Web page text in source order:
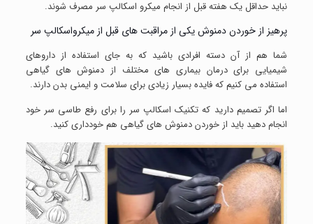
نباید حداقل یک هفته قبل از انجام میکرو اسکالپ سر مصرف شوند.
پرهیز از خوردن دمنوش یکی از مراقبت های قبل از میکرواسکالپ سر
شما هم از آن دسته افرادی باشید که به جای استفاده از داروهای
شیمیایی برای درمان بیماری های مختلف از دمنوش های گیاهی
استفاده می کنیم که فایده بسیار زیادی برای سلامت و ایمنی بدن دارند.
اما اگر تصمیم دارید که تکنیک اسکالپ سر را برای رفع طاسی سر خود
انجام دهید باید از خوردن دمنوش های گیاهی هم خودداری کنید.